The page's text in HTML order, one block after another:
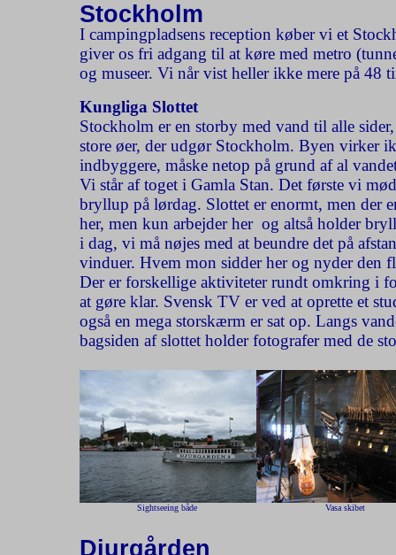
Stockholm
I campingpladsens reception køber vi et
giver os fri adgang til at køre med metro
og museer. Vi når vist heller ikke mere på 48
Kungliga Slottet
Stockholm er en storby med vand til alle
store øer, der udgør Stockholm. Byen virker
indbyggere, måske netop på grund af al
Vi står af toget i Gamla Stan. Det første vi
bryllup på lørdag. Slottet er enormt, men der
her, men kun arbejder her  og altså holder
i dag, vi må nøjes med at beundre det på
vinduer. Hvem mon sidder her og nyder den
Der er forskellige aktiviteter rundt omkring i
at gøre klar. Svensk TV er ved at oprette et
også en mega storskærm er sat op. Langs
bagsiden af slottet holder fotografer med de
Sightseeing både Vasa skibet
Djurgården